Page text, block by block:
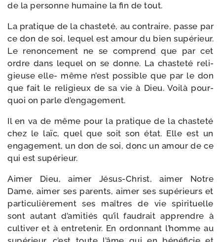
de la per­sonne humaine la fin de tout.
La pra­tique de la chas­te­té, au contraire, passe par
ce don de soi, lequel est amour du bien supé­rieur.
Le renon­ce­ment ne se com­prend que par cet
ordre dans lequel on se donne. La chas­te­té reli­
gieuse elle- même n’est pos­sible que par le don
que fait le reli­gieux de sa vie à Dieu. Voilà pour­
quoi on parle d’engage­ment.
Il en va de même pour la pra­tique de la chas­te­té
chez le laïc, quel que soit son état. Elle est un
enga­ge­ment, un don de soi, donc un amour de ce
qui est supérieur.
Aimer Dieu, aimer Jésus-​Christ, ai­mer Notre
Dame, aimer ses parents, aimer ses supé­rieurs et
particulière­ment ses maîtres de vie spi­ri­tuelle
sont autant d’amitiés qu’il fau­drait apprendre à
culti­ver et à entre­te­nir. En ordon­nant l’homme au